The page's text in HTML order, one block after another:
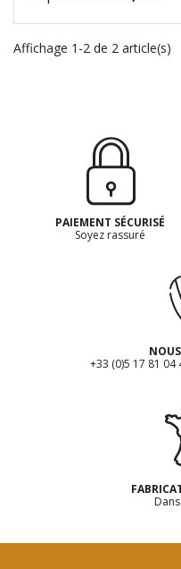
Affichage 1-2 de 2 article(s)
PAIEMENT SÉCURISÉ
Soyez rassuré
+33 (0)5 17 81 04